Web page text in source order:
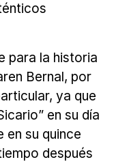
para la historia
Bernal, por
ya que
en su día
en su quince
después